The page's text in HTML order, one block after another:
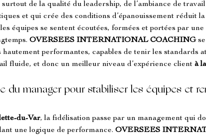
surtout de la qualité du leadership, de l’ambiance de
et qui crée des conditions d’épanouissement réduit
équipes se sentent écoutées, formées et portées par
OVERSEES INTERNATIONAL COACHING se
hautement performantes, capables de tenir les standards
fluide, et donc un meilleur niveau d’expérience client à
du manager pour stabiliser les équipes et
du-Var, la fidélisation passe par un management qui
une logique de performance. OVERSEES